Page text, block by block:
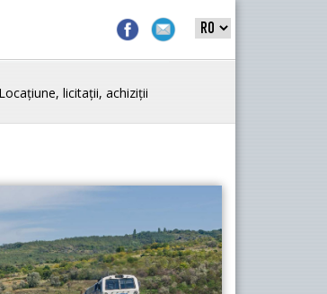
Locațiune, licitații, achiziții